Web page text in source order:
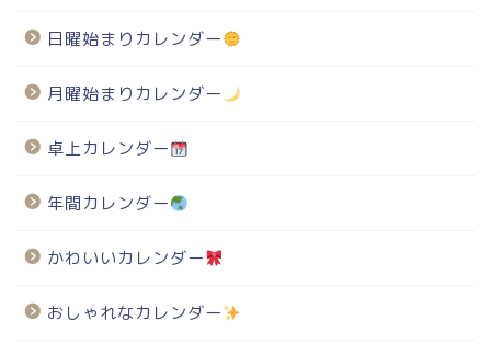
日曜始まりカレンダー
月曜始まりカレンダー
卓上カレンダー
年間カレンダー
かわいいカレンダー
おしゃれなカレンダー